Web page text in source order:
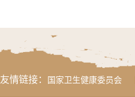
友情链接： 国家卫生健康委员会